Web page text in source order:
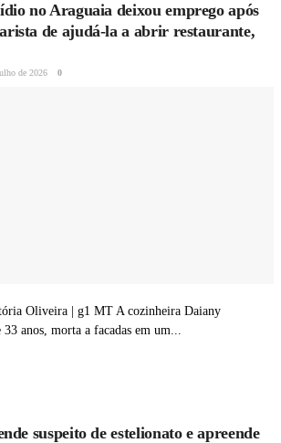
no Araguaia deixou emprego após
de ajudá-la a abrir restaurante,
de 2026 0
Oliveira | g1 MT A cozinheira Daiany
anos, morta a facadas em um...
suspeito de estelionato e apreende